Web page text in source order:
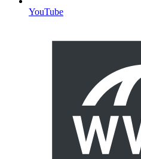
YouTube